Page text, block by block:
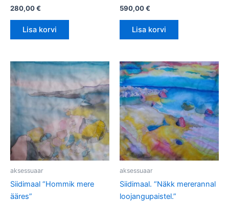
280,00€
Lisa korvi
590,00€
Lisa korvi
aksessuaar
Siidimaal “Hommik mere
ääres”
aksessuaar
Siidimaal. “Näkk mererannal
loojangupaistel.”